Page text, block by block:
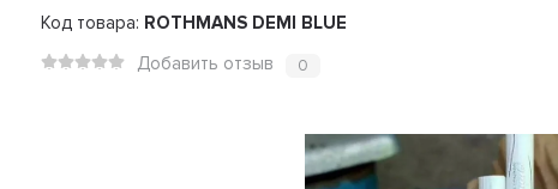
Код товара: ROTHMANS DEMI BLUE
Добавить отзыв
0